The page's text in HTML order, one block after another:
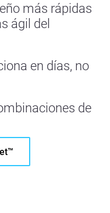
más rápidas
ágil del
en días, no
de